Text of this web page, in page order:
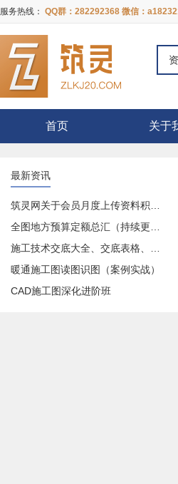
服务热线： QQ群：282292368 微信：
首页 关于
最新资讯
暖通施工图读图识图（案例实战）
CAD施工图深化进阶班